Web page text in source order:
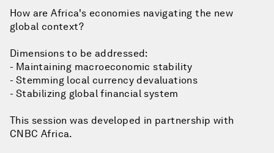
How are Africa's economies navigating the new
global context?
Dimensions to be addressed:
- Maintaining macroeconomic stability
- Stemming local currency devaluations
- Stabilizing global financial system
This session was developed in partnership with
CNBC Africa.